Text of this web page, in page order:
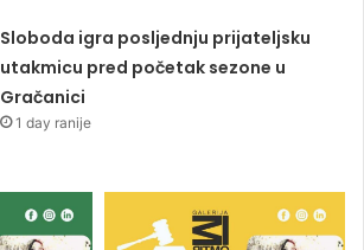
Sloboda igra posljednju prijateljsku
utakmicu pred početak sezone u
Gračanici
1 day ranije